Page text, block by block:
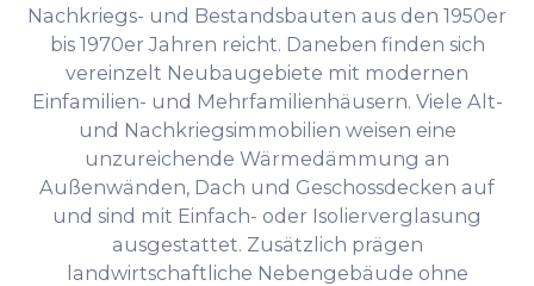
Nachkriegs- und Bestandsbauten aus den 1950er
bis 1970er Jahren reicht. Daneben finden sich
vereinzelt Neubaugebiete mit modernen
Einfamilien- und Mehrfamilienhäusern. Viele Alt-
und Nachkriegsimmobilien weisen eine
unzureichende Wärmedämmung an
Außenwänden, Dach und Geschossdecken auf
und sind mit Einfach- oder Isolierverglasung
ausgestattet. Zusätzlich prägen
landwirtschaftliche Nebengebäude ohne